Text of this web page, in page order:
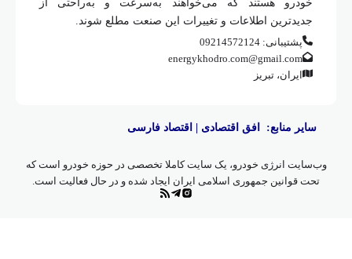
جدیدترین اطلاعات و تغییرات این صنعت مطلع شوند.
پشتیبانی: 09214572124
energykhodro.com@gmail.com
ایران، تبریز
سایر منابع:افق اقتصادی|اقتصاد فارسی
وب‌سایت انرژی خودرو، یک سایت کاملا تخصصی در حوزه خودرو است که
تحت قوانین جمهوری اسلامی ایران ایجاد شده و در حال فعالیت است.